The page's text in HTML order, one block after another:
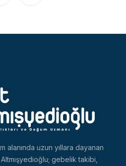
alanında uzun yıllara dayanan
gebelik takibi,